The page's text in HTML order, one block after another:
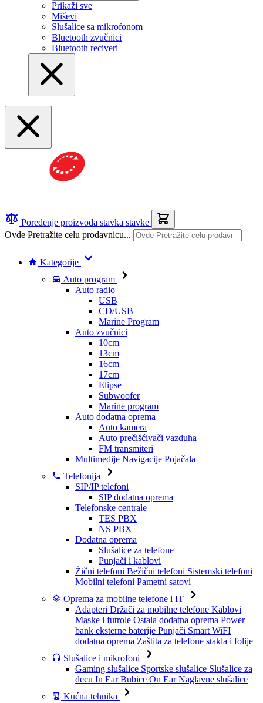
Prikaži svе
Miševi
Slušalice sa mikrofonom
Bluetooth zvučnici
Bluetooth reciveri
Poređenje proizvoda stavka stavke
Ovde Pretražite celu prodavnicu...
Kategorije
Auto program
Auto radio
USB
CD/USB
Marine Program
Auto zvučnici
10cm
13cm
16cm
17cm
Elipse
Subwoofer
Marine program
Auto dodatna oprema
Auto kamera
Auto prečišćivači vazduha
FM transmiteri
Multimedije Navigacije Pojačala
Telefonija
SIP/IP telefoni
SIP dodatna oprema
Telefonske centrale
TES PBX
NS PBX
Dodatna oprema
Slušalice za telefone
Punjači i kablovi
Žični telefoni Bežični telefoni Sistemski telefoni
Mobilni telefoni Pametni satovi
Oprema za mobilne telefone i IT
Adapteri Držači za mobilne telefone Kablovi
Maske i futrole Ostala dodatna oprema Power
bank eksterne baterije Punjači Smart WiFI
dodatna oprema Zaštita za telefone stakla i folije
Slušalice i mikrofoni
Gaming slušalice Sportske slušalice Slušalice za
decu In Ear Bubice On Ear Naglavne slušalice
Kućna tehnika